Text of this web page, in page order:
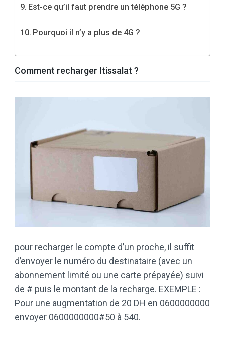
Est-ce qu’il faut prendre un téléphone 5G ?
Pourquoi il n’y a plus de 4G ?
Comment recharger Itissalat ?
pour recharger le compte d’un proche, il suffit
d’envoyer le numéro du destinataire (avec un
abonnement limité ou une carte prépayée) suivi
de # puis le montant de la recharge. EXEMPLE :
Pour une augmentation de 20 DH en 0600000000
envoyer 0600000000#50 à 540.